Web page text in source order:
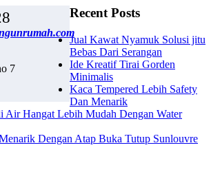
7
Recent Posts
Jual Kawat Nyamuk Solusi jitu
Bebas Dari Serangan
Ide Kreatif Tirai Gorden
Minimalis
Kaca Tempered Lebih Safety
Dan Menarik
Air Hangat Lebih Mudah Dengan Water
Dengan Atap Buka Tutup Sunlouvre